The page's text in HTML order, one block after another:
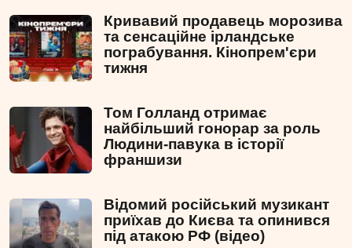
Кривавий продавець морозива
та сенсаційне ірландське
пограбування. Кінопрем'єри
тижня
Том Голланд отримає
найбільший гонорар за роль
Людини-павука в історії
франшизи
Відомий російський музикант
приїхав до Києва та опинився
під атакою РФ (відео)